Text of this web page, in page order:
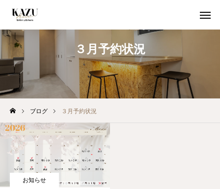
３月予約状況
ブログ ３月予約状況
お知らせ
クーポン
WEB予約
初めての方へ
当店が選ばれる５つの理由
期間限定クーポン